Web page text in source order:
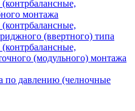
монтажа
(ввертного) типа
(модульного) монтажа
по давлению (челночные